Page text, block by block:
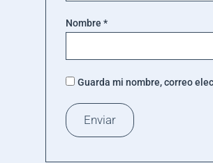
Nombre*
Guarda mi nombre, correo